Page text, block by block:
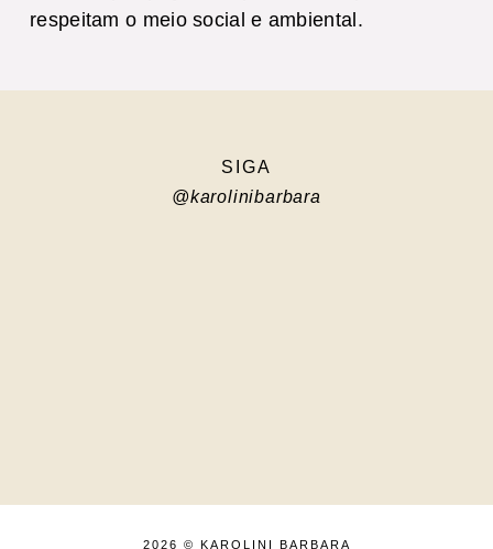
respeitam o meio social e ambiental.
SIGA
@karolinibarbara
2026 © KAROLINI BARBARA